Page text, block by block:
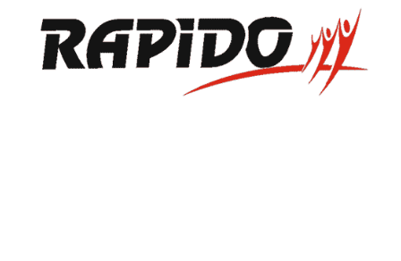
Oma tili
Ostoskori